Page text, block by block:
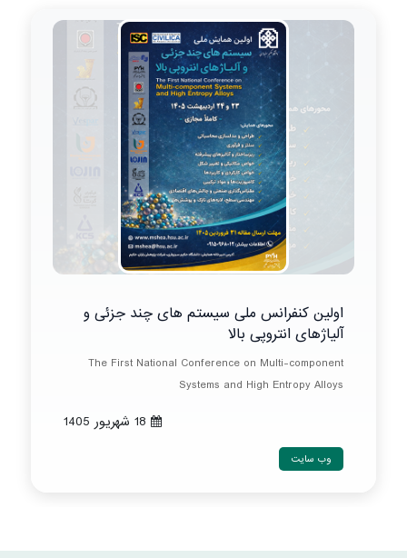
اولین کنفرانس ملی سیستم های چند جزئی و
آلیاژهای انتروپی بالا
The First National Conference on Multi-component
Systems and High Entropy Alloys
وب سایت